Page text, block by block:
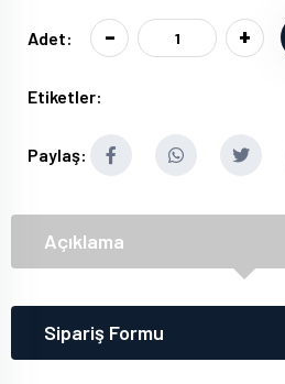
Adet: - +
Etiketler:
Paylaş:
Açıklama
Sipariş Formu